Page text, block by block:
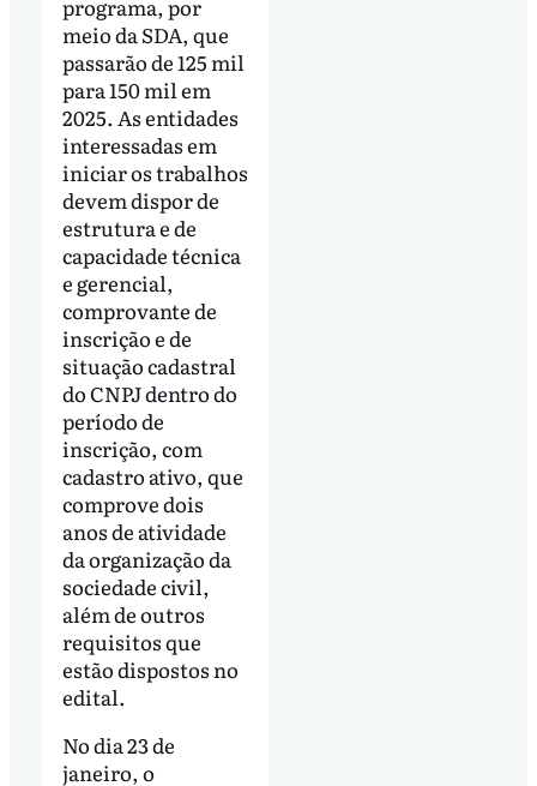
programa, por
meio da SDA, que
passarão de 125 mil
para 150 mil em
2025. As entidades
interessadas em
iniciar os trabalhos
devem dispor de
estrutura e de
capacidade técnica
e gerencial,
comprovante de
inscrição e de
situação cadastral
do CNPJ dentro do
período de
inscrição, com
cadastro ativo, que
comprove dois
anos de atividade
da organização da
sociedade civil,
além de outros
requisitos que
estão dispostos no
edital.
No dia 23 de
janeiro, o